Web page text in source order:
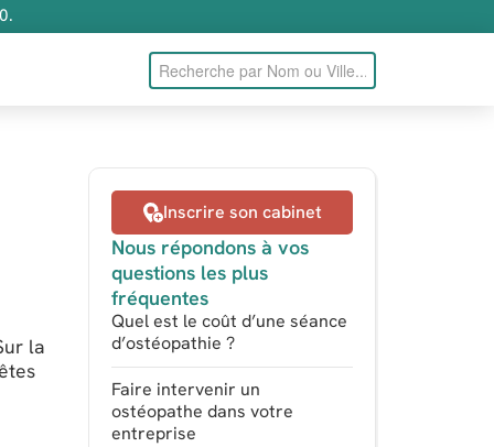
la
Inscrire son cabinet
Nous répondons à vos
questions les plus
fréquentes
Quel est le coût d’une séance
d’ostéopathie ?
Faire intervenir un
ostéopathe dans votre
entreprise